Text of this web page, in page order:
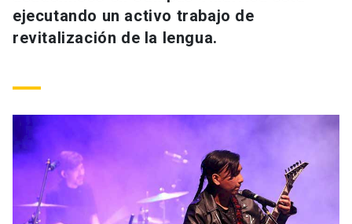
Información para keyboard_arrow_down
Estudiantes
Académicos
Personal
Alumni launch
ACCESOS DIRECTOS
Mi Cuenta UC
Correo UC
ejecutando un activo trabajo de
revitalización de la lengua.